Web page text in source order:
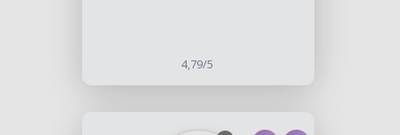
4,79/5